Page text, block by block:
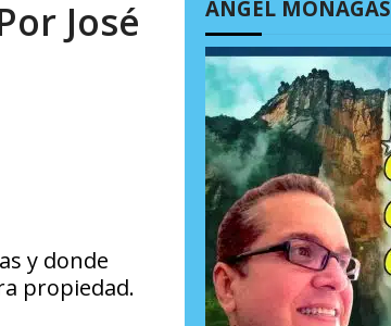
José
y donde
propiedad.
ÁNGEL MONAGAS